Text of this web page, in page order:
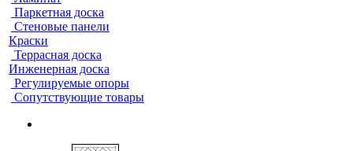
Паркетная доска
Стеновые панели
Краски
Террасная доска
Инженерная доска
Регулируемые опоры
Сопутствующие товары